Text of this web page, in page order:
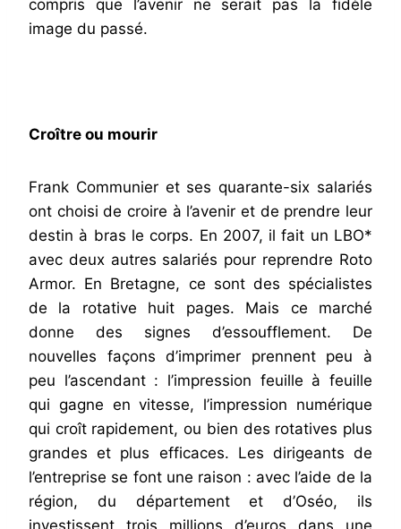
compris que l’avenir ne serait pas la fidèle
image du passé.
Croître ou mourir
Frank Communier et ses quarante-six salariés
ont choisi de croire à l’avenir et de prendre leur
destin à bras le corps. En 2007, il fait un LBO*
avec deux autres salariés pour reprendre Roto
Armor. En Bretagne, ce sont des spécialistes
de la rotative huit pages. Mais ce marché
donne des signes d’essoufflement. De
nouvelles façons d’imprimer prennent peu à
peu l’ascendant : l’impression feuille à feuille
qui gagne en vitesse, l’impression numérique
qui croît rapidement, ou bien des rotatives plus
grandes et plus efficaces. Les dirigeants de
l’entreprise se font une raison : avec l’aide de la
région, du département et d’Oséo, ils
investissent trois millions d’euros dans une